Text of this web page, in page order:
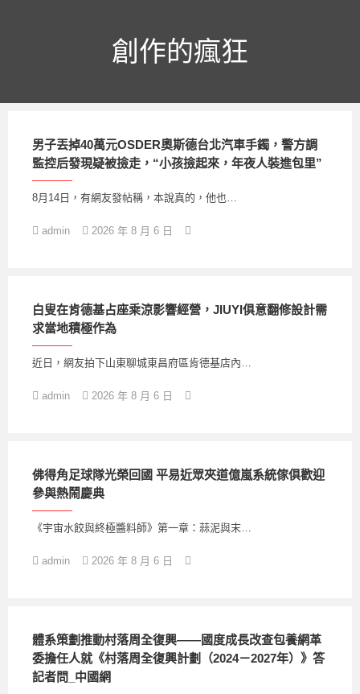
創作的瘋狂
男子丟掉40萬元OSDER奧斯德台北汽車手鐲，警方調
監控后發現疑被撿走，“小孩撿起來，年夜人裝進包里”
8月14日，有網友發帖稱，本說真的，他也…
admin 2026 年 8 月 6 日
白叟在肯德基占座乘涼影響經營，JIUYI俱意翻修設計需
求當地積極作為
近日，網友拍下山東聊城東昌府區肯德基店內…
admin 2026 年 8 月 6 日
佛得角足球隊光榮回國 平易近眾夾道億嵐系統傢俱歡迎
參與熱鬧慶典
《宇宙水餃與終極醬料師》第一章：蒜泥與末…
admin 2026 年 8 月 6 日
體系策劃推動村落周全復興——國度成長改查包養網革
委擔任人就《村落周全復興計劃（2024－2027年）》答
記者問_中國網